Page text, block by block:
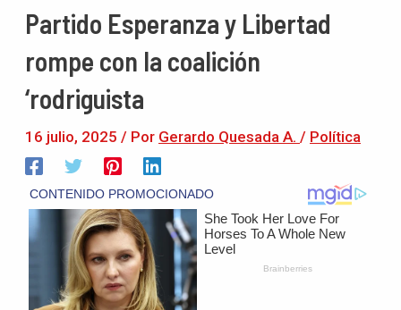
Partido Esperanza y Libertad
rompe con la coalición
‘rodriguista
16 julio, 2025 / Por Gerardo Quesada A. / Política